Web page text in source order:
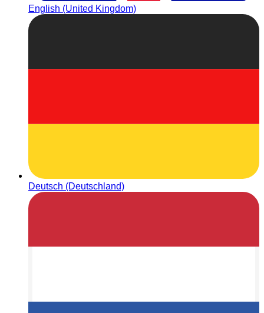
English (United Kingdom)
Deutsch (Deutschland)